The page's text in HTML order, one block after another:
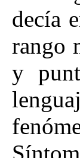
decía
rango
y